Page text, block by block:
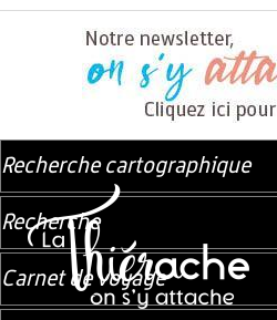
Recherche cartographique
Recherche
Carnet de voyage